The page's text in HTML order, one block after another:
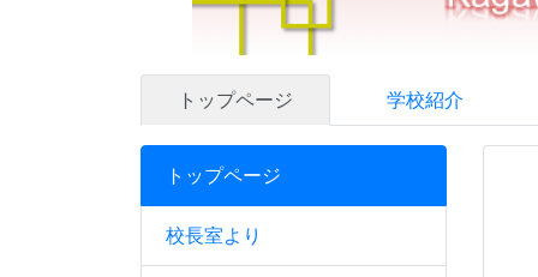
トップページ 学校紹介
トップページ
校長室より